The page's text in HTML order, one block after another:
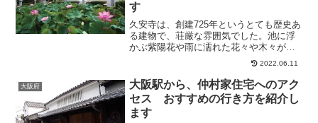
す
久安寺は、創建725年というとても歴史あ
る建物で、荘厳な雰囲気でした。池に浮
かぶ紫陽花や雨に濡れた花々や木々がみ
ずみずしく目に写り、特にカシワバアジ
サイが綺麗でした。紅葉の花が竹とんぼ
みたいで可愛かったです。また、秋は広
い境内が紅葉に染まり...
2022.06.11
大阪府
大阪駅から、仲村家住宅へのアク
セス おすすめの行き方を紹介し
ます